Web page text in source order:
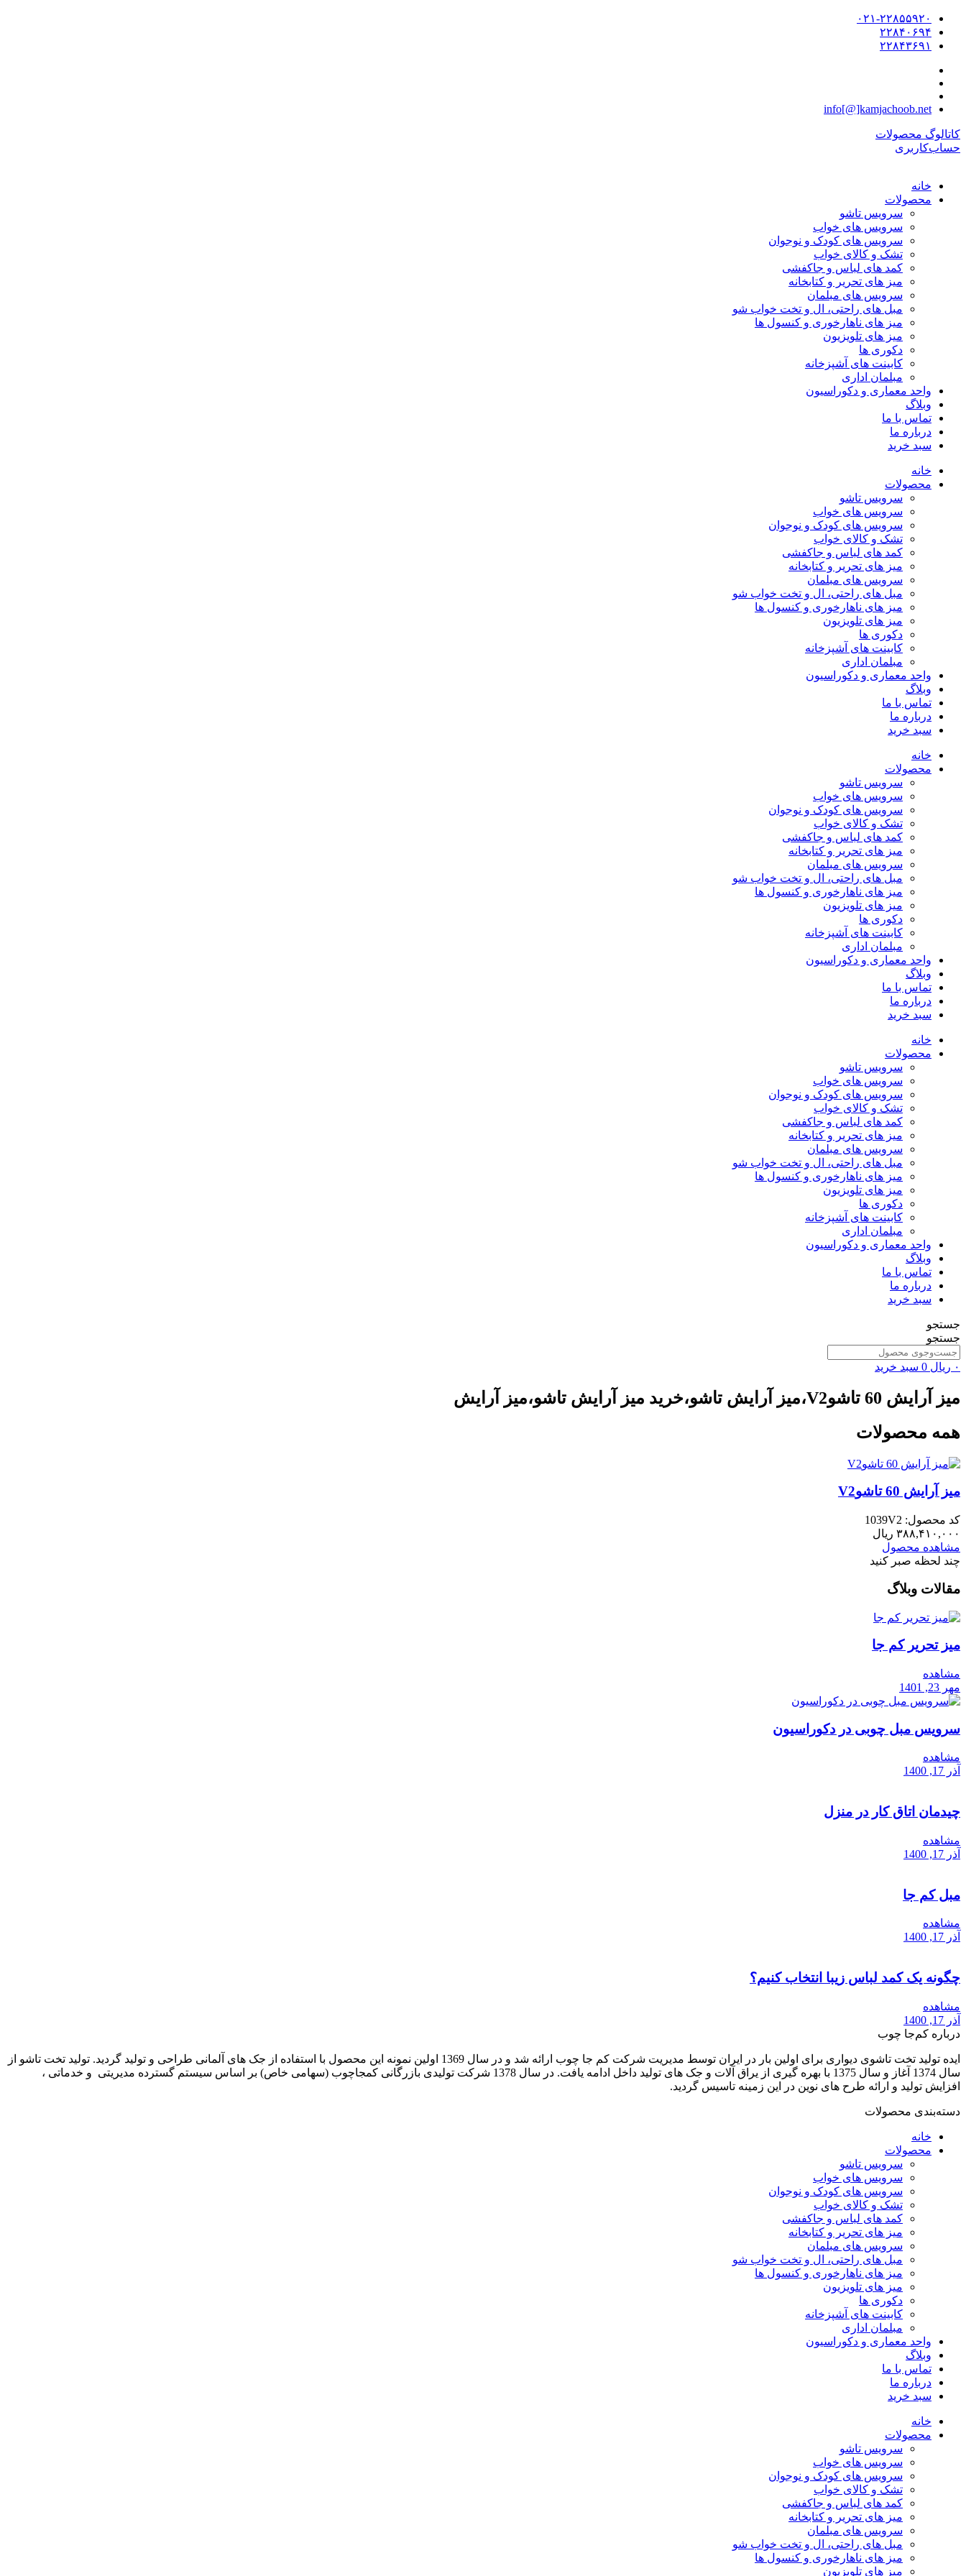
۰۲۱-۲۲۸۵۵۹۲۰
۲۲۸۴۰۶۹۴
۲۲۸۴۳۶۹۱
info[@]kamjachoob.net
کاتالوگ محصولات
حساب‌کاربری
خانه
محصولات
سرویس تاشو
سرویس های خواب
سرویس های کودک و نوجوان
تشک و کالای خواب
کمد های لباس و جاکفشی
میز های تحریر و کتابخانه
سرویس های مبلمان
مبل های راحتی، ال و تخت خواب شو
میز های ناهارخوری و کنسول ها
میز های تلویزیون
دکوری ها
کابینت های آشپزخانه
مبلمان اداری
واحد معماری و دکوراسیون
وبلاگ
تماس با ما
درباره ما
سبد خرید
خانه
محصولات
سرویس تاشو
سرویس های خواب
سرویس های کودک و نوجوان
تشک و کالای خواب
کمد های لباس و جاکفشی
میز های تحریر و کتابخانه
سرویس های مبلمان
مبل های راحتی، ال و تخت خواب شو
میز های ناهارخوری و کنسول ها
میز های تلویزیون
دکوری ها
کابینت های آشپزخانه
مبلمان اداری
واحد معماری و دکوراسیون
وبلاگ
تماس با ما
درباره ما
سبد خرید
خانه
محصولات
سرویس تاشو
سرویس های خواب
سرویس های کودک و نوجوان
تشک و کالای خواب
کمد های لباس و جاکفشی
میز های تحریر و کتابخانه
سرویس های مبلمان
مبل های راحتی، ال و تخت خواب شو
میز های ناهارخوری و کنسول ها
میز های تلویزیون
دکوری ها
کابینت های آشپزخانه
مبلمان اداری
واحد معماری و دکوراسیون
وبلاگ
تماس با ما
درباره ما
سبد خرید
خانه
محصولات
سرویس تاشو
سرویس های خواب
سرویس های کودک و نوجوان
تشک و کالای خواب
کمد های لباس و جاکفشی
میز های تحریر و کتابخانه
سرویس های مبلمان
مبل های راحتی، ال و تخت خواب شو
میز های ناهارخوری و کنسول ها
میز های تلویزیون
دکوری ها
کابینت های آشپزخانه
مبلمان اداری
واحد معماری و دکوراسیون
وبلاگ
تماس با ما
درباره ما
سبد خرید
جستجو
جستجو
۰ ریال 0 سبد خرید
میز آرایش 60 تاشوV2،میز آرایش تاشو،خرید میز آرایش تاشو،میز آرایش
همه محصولات
میز آرایش 60 تاشوV2
کد محصول: 1039V2
۳۸۸,۴۱۰,۰۰۰ ریال
مشاهده محصول
چند لحظه صبر کنید
مقالات وبلاگ
میز تحریر کم جا
مشاهده
مهر 23, 1401
سرویس مبل چوبی در دکوراسیون
مشاهده
آذر 17, 1400
چیدمان اتاق کار در منزل
مشاهده
آذر 17, 1400
مبل کم جا
مشاهده
آذر 17, 1400
چگونه یک کمد لباس زیبا انتخاب کنیم؟
مشاهده
آذر 17, 1400
درباره کم‌جا چوب
ایده تولید تخت تاشوی دیواری برای اولین بار در ایران توسط مدیریت شرکت کم جا چوب ارائه شد و در سال 1369 اولین نمونه این محصول با استفاده از جک های آلمانی طراحی و تولید گردید. تولید تخت تاشو از
سال 1374 آغاز و سال 1375 با بهره گیری از یراق آلات و جک های تولید داخل ادامه یافت. در سال 1378 شرکت تولیدی بازرگانی کمجاچوب (سهامی خاص) بر اساس سیستم گسترده مدیریتی و خدماتی ،
افزایش تولید و ارائه طرح های نوین در این زمینه تاسیس گردید.
دسته‌بندی محصولات
خانه
محصولات
سرویس تاشو
سرویس های خواب
سرویس های کودک و نوجوان
تشک و کالای خواب
کمد های لباس و جاکفشی
میز های تحریر و کتابخانه
سرویس های مبلمان
مبل های راحتی، ال و تخت خواب شو
میز های ناهارخوری و کنسول ها
میز های تلویزیون
دکوری ها
کابینت های آشپزخانه
مبلمان اداری
واحد معماری و دکوراسیون
وبلاگ
تماس با ما
درباره ما
سبد خرید
خانه
محصولات
سرویس تاشو
سرویس های خواب
سرویس های کودک و نوجوان
تشک و کالای خواب
کمد های لباس و جاکفشی
میز های تحریر و کتابخانه
سرویس های مبلمان
مبل های راحتی، ال و تخت خواب شو
میز های ناهارخوری و کنسول ها
میز های تلویزیون